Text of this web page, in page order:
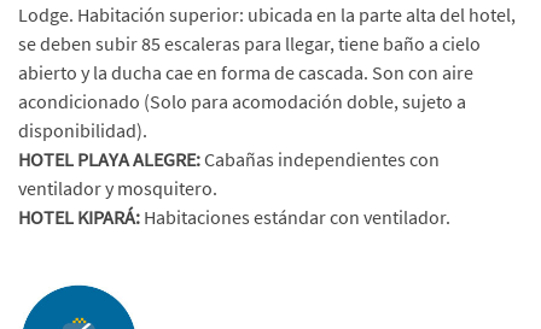
Lodge. Habitación superior: ubicada en la parte alta del hotel,
se deben subir 85 escaleras para llegar, tiene baño a cielo
abierto y la ducha cae en forma de cascada. Son con aire
acondicionado (Solo para acomodación doble, sujeto a
disponibilidad).
HOTEL PLAYA ALEGRE:Cabañas independientes con
ventilador y mosquitero.
HOTEL KIPARÁ: Habitaciones estándar con ventilador.